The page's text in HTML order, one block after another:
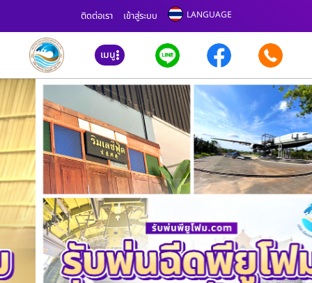
ติดต่อเรา เข้าสู่ระบบ LANGUAGE
เมนู